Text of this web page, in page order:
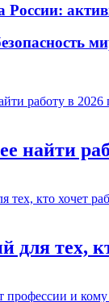
России:
найти
для тех,